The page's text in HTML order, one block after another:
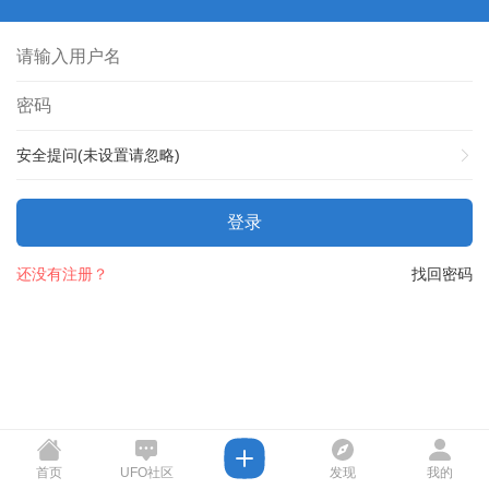
安全提问(未设置请忽略)
登录
找回密码
还没有注册？
首页 UFO社区 发现 我的